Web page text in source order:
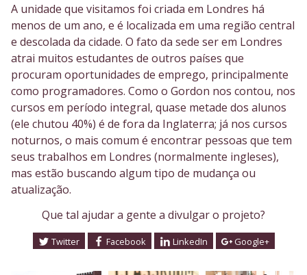
A unidade que visitamos foi criada em Londres há
menos de um ano, e é localizada em uma região central
e descolada da cidade. O fato da sede ser em Londres
atrai muitos estudantes de outros países que
procuram oportunidades de emprego, principalmente
como programadores. Como o Gordon nos contou, nos
cursos em período integral, quase metade dos alunos
(ele chutou 40%) é de fora da Inglaterra; já nos cursos
noturnos, o mais comum é encontrar pessoas que tem
seus trabalhos em Londres (normalmente ingleses),
mas estão buscando algum tipo de mudança ou
atualização.
Que tal ajudar a gente a divulgar o projeto?
Twitter Facebook LinkedIn Google+